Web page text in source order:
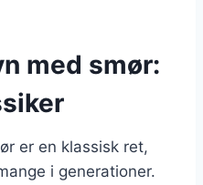
med smør:
er en klassisk ret,
i generationer.